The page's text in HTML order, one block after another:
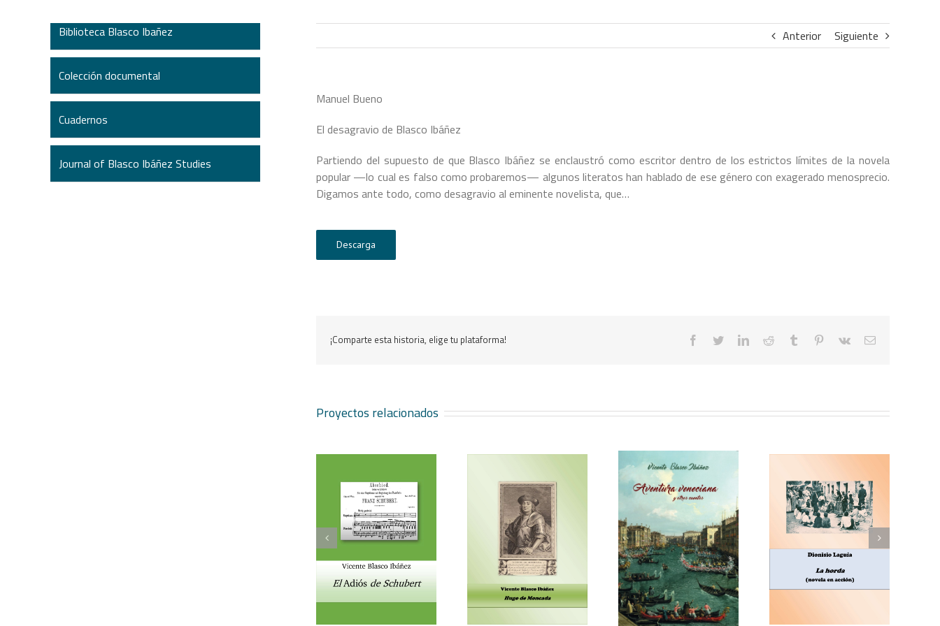
Anterior Siguiente
Manuel Bueno
El desagravio de Blasco Ibáñez
Partiendo del supuesto de que Blasco Ibáñez se enclaustró como escritor dentro de los estrictos límites de la novela
popular —lo cual es falso como probaremos— algunos literatos han hablado de ese género con exagerado menosprecio.
Digamos ante todo, como desagravio al eminente novelista, que…
Descarga
¡Comparte esta historia, elige tu plataforma! facebooktwitterlinkedinreddit tumblr pinterest
vk
Correo
Proyectos relacionados
Vicente Blasco Ibáñez,
Hugo de Moncada
Aventura veneciana y
otros cuentos
Dionisio Laguía, La
horda (novela en
acción)
Enrique Blanco Rojas,
Arroz y tartana
(comedia en tres
Biblioteca Blasco Ibañez
Colección documental
Cuadernos
Journal of Blasco Ibáñez Studies